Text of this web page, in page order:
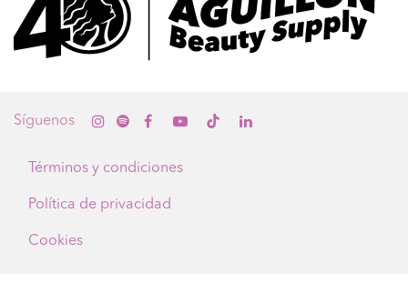
Síguenos
Términos y condiciones
Política de privacidad
Cookies